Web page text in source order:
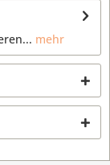
mehr